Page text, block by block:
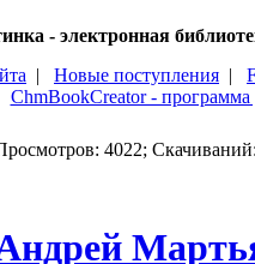
- электронная
| Новые поступления |
ChmBookCreator -
4022;